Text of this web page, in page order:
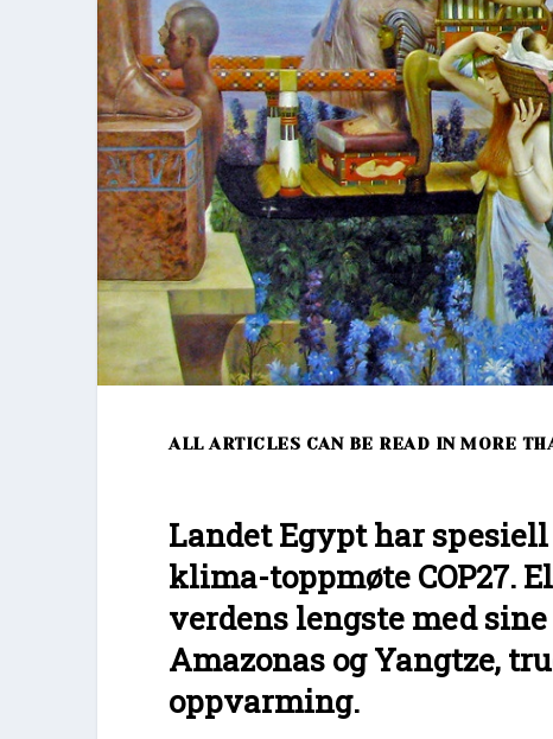
ALL ARTICLES CAN BE READ IN MORE
Landet Egypt har
klima-toppmøte COP27.
verdens lengste med
Amazonas og Yangtze,
oppvarming.